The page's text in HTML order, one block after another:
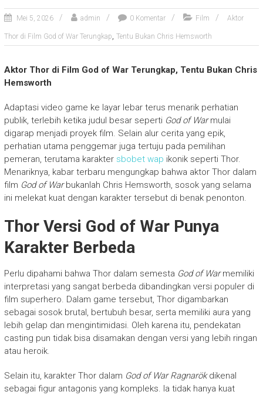
Mei 5, 2026 admin 0 Komentar Film Aktor
Thor di Film God of War Terungkap, Tentu Bukan Chris Hemsworth
Aktor Thor di Film God of War Terungkap, Tentu Bukan Chris
Hemsworth
Adaptasi video game ke layar lebar terus menarik perhatian
publik, terlebih ketika judul besar seperti God of Warmulai
digarap menjadi proyek film. Selain alur cerita yang epik,
perhatian utama penggemar juga tertuju pada pemilihan
pemeran, terutama karakter sbobet wap ikonik seperti Thor.
Menariknya, kabar terbaru mengungkap bahwa aktor Thor dalam
film God of Warbukanlah Chris Hemsworth, sosok yang selama
ini melekat kuat dengan karakter tersebut di benak penonton.
Thor Versi God of War Punya
Karakter Berbeda
Perlu dipahami bahwa Thor dalam semesta God of Warmemiliki
interpretasi yang sangat berbeda dibandingkan versi populer di
film superhero. Dalam game tersebut, Thor digambarkan
sebagai sosok brutal, bertubuh besar, serta memiliki aura yang
lebih gelap dan mengintimidasi. Oleh karena itu, pendekatan
casting pun tidak bisa disamakan dengan versi yang lebih ringan
atau heroik.
Selain itu, karakter Thor dalam God of War Ragnarökdikenal
sebagai figur antagonis yang kompleks. Ia tidak hanya kuat